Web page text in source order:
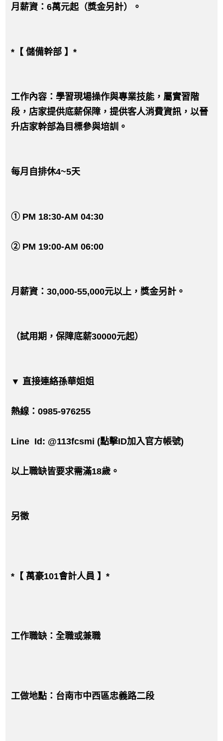
月薪資：6萬元起（獎金另計）。
*【 儲備幹部 】*
工作內容：學習現場操作與專業技能，屬實習階
段，店家提供底薪保障，提供客人消費資訊，以晉
升店家幹部為目標參與培訓。
每月自排休4~5天
① PM 18:30-AM 04:30
② PM 19:00-AM 06:00
月薪資：30,000-55,000元以上，獎金另計。
（試用期，保障底薪30000元起）
▼ 直接連絡孫華姐姐
熱線：0985-976255
Line Id: @113fcsmi (點擊ID加入官方帳號)
以上職缺皆要求需滿18歲。
另徵
*【 萬豪101會計人員 】*
工作職缺：全職或兼職
工做地點：台南市中西區忠義路二段